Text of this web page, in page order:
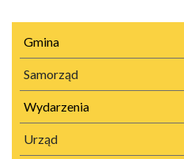
Gmina
Samorząd
Wydarzenia
Urząd